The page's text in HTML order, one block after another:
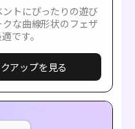
トにぴったりの遊び
な曲線形状のフェザ
です。
アップを見る